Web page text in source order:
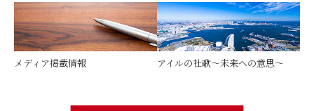
メディア掲載情報 アイルの社歌～未来への意思～